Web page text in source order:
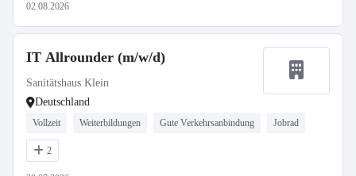
02.08.2026
IT Allrounder (m/w/d)
Sanitätshaus Klein
Deutschland
Vollzeit Weiterbildungen Gute Verkehrsanbindung Jobrad
2